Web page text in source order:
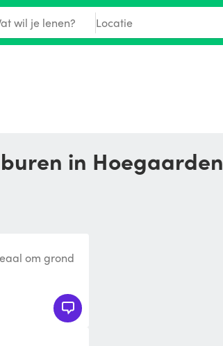
wil je lenen? Locatie
in Hoegaarden
om grond